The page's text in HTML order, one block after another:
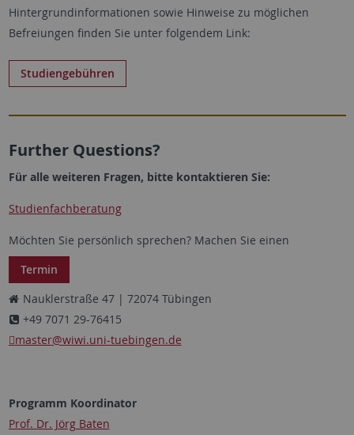
Hintergrundinformationen sowie Hinweise zu möglichen
Befreiungen finden Sie unter folgendem Link:
Studiengebühren
Further Questions?
Für alle weiteren Fragen, bitte kontaktieren Sie:
Studienfachberatung
Möchten Sie persönlich sprechen? Machen Sie einen
Termin
Nauklerstraße 47 | 72074 Tübingen
+49 7071 29-76415
master@wiwi.uni-tuebingen.de
Programm Koordinator
Prof. Dr. Jörg Baten